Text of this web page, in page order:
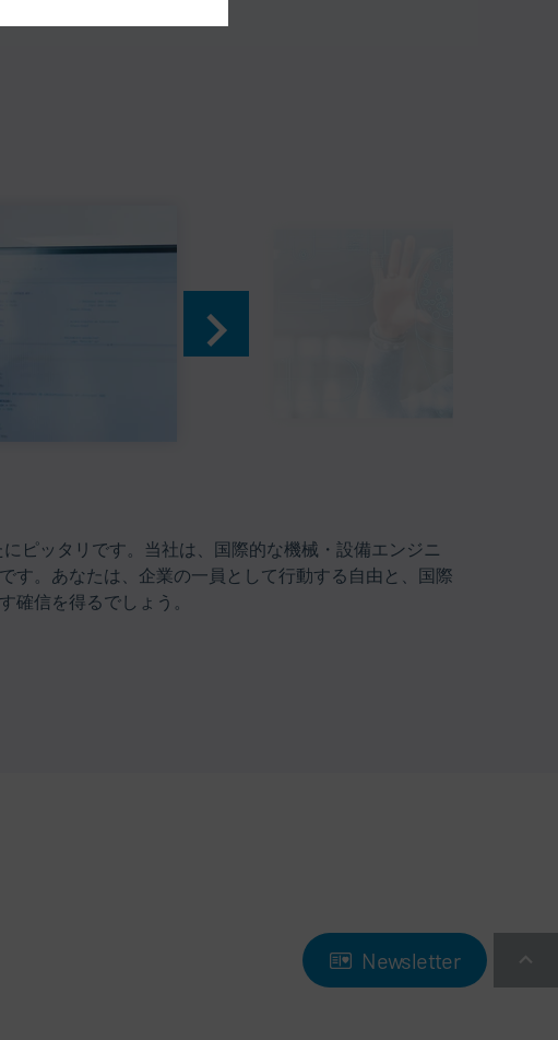
ピッタリです。当社は、国際的な機械・設備エンジニ
す。あなたは、企業の一員として行動する自由と、国際
確信を得るでしょう。
Newsletter